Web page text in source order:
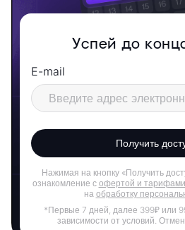
Успей до
E-mail
Получить
Нажимая на кнопку «Получить
ознакомление с офертой и тарифами
на обработку
*Первые 7 дней, далее 399₽ или
зависимости от условий.